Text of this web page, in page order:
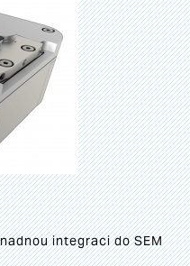
integraci do SEM